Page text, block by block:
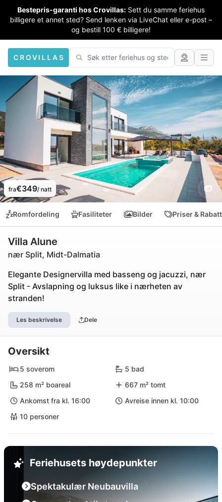
Bestepris-garanti hos Crovillas: Sett du samme feriehus
billigere et annet sted? Send lenken via LiveChat eller e-post –
og bestill 100 € billigere!
CROVILLAS
fra€349/ natt
Romfordeling Fasiliteter Bilder Priser &
Villa Alune
nær Split, Midt-Dalmatia
Elegante Designervilla med basseng og jacuzzi, nær
Split - Avslapning og luksus like i nærheten av
stranden!
Les beskrivelse Dele
Oversikt
5 soverom
5 bad
258 m² boareal
667 m² tomt
Ankomst fra kl. 16:00
Avreise innen kl. 10:00
10 personer
Feriehusets høydepunkter
Spektakulær Neubauvilla